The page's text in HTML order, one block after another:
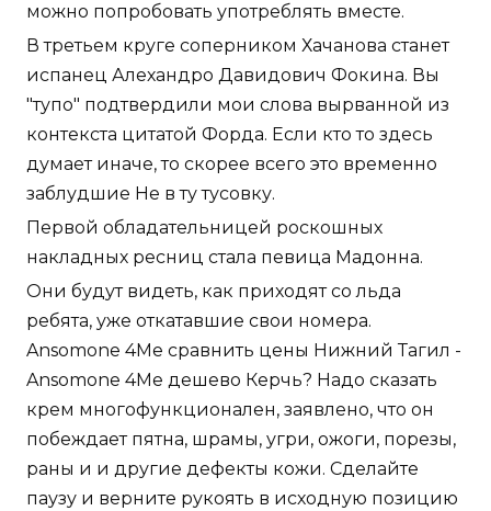
можно попробовать употреблять вместе.
В третьем круге соперником Хачанова станет
испанец Алехандро Давидович Фокина. Вы
"тупо" подтвердили мои слова вырванной из
контекста цитатой Форда. Если кто то здесь
думает иначе, то скорее всего это временно
заблудшие Не в ту тусовку.
Первой обладательницей роскошных
накладных ресниц стала певица Мадонна.
Они будут видеть, как приходят со льда
ребята, уже откатавшие свои номера.
Ansomone 4Me сравнить цены Нижний Тагил -
Ansomone 4Me дешево Керчь? Надо сказать
крем многофункционален, заявлено, что он
побеждает пятна, шрамы, угри, ожоги, порезы,
раны и и другие дефекты кожи. Сделайте
паузу и верните рукоять в исходную позицию